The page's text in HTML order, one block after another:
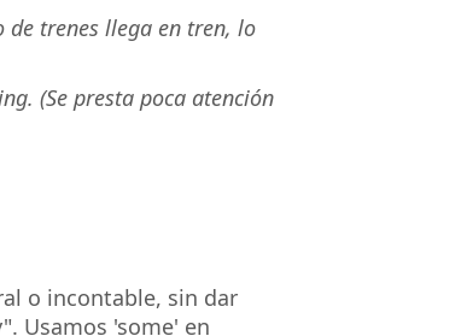
de trenes llega en tren, lo
(Se presta poca atención
o incontable, sin dar
Usamos 'some' en